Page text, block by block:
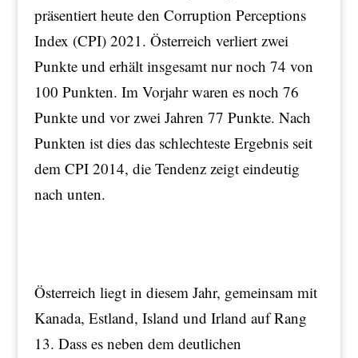
präsentiert heute den Corruption Perceptions
Index (CPI) 2021. Österreich verliert zwei
Punkte und erhält insgesamt nur noch 74 von
100 Punkten. Im Vorjahr waren es noch 76
Punkte und vor zwei Jahren 77 Punkte. Nach
Punkten ist dies das schlechteste Ergebnis seit
dem CPI 2014, die Tendenz zeigt eindeutig
nach unten.
Österreich liegt in diesem Jahr, gemeinsam mit
Kanada, Estland, Island und Irland auf Rang
13. Dass es neben dem deutlichen